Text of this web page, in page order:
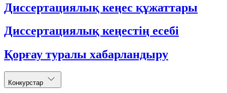
Диссертациялық кеңес құжаттары
Диссертациялық кеңестің есебі
Қорғау туралы хабарландыру
Конкурстар